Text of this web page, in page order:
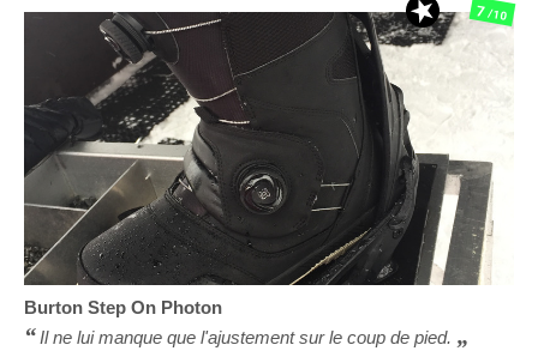
Burton Step On Photon
Il ne lui manque que l'ajustement sur le coup de pied.
7/10